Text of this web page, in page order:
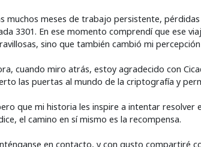
muchos meses de trabajo persistente,
3301. En ese momento comprendí que ese
sino que también cambió mi
cuando miro atrás, estoy agradecido con
las puertas al mundo de la criptografía y
que mi historia les inspire a intentar
el camino en sí mismo es la recompensa.
en contacto, y con gusto compartiré